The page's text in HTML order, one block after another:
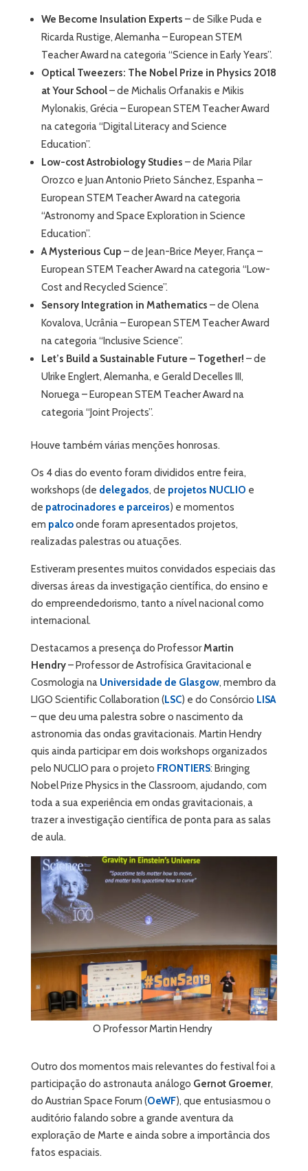
We Become Insulation Experts – de Silke Puda e
Ricarda Rustige, Alemanha – European STEM
Teacher Award na categoria “Science in Early Years”.
Optical Tweezers: The Nobel Prize in Physics 2018
at Your School– de Michalis Orfanakis e Mikis
Mylonakis, Grécia – European STEM Teacher Award
na categoria “Digital Literacy and Science
Education”.
Low-cost Astrobiology Studies – de Maria Pilar
Orozco e Juan Antonio Prieto Sánchez, Espanha –
European STEM Teacher Award na categoria
“Astronomy and Space Exploration in Science
Education”.
A Mysterious Cup – de Jean-Brice Meyer, França –
European STEM Teacher Award na categoria “Low-
Cost and Recycled Science”.
Sensory Integration in Mathematics – de Olena
Kovalova, Ucrânia – European STEM Teacher Award
na categoria “Inclusive Science”.
Let’s Build a Sustainable Future – Together! – de
Ulrike Englert, Alemanha, e Gerald Decelles III,
Noruega – European STEM Teacher Award na
categoria “Joint Projects”.
Houve também várias menções honrosas.
Os 4 dias do evento foram divididos entre feira,
workshops (de delegados, de projetos NUCLIO e
de patrocinadores e parceiros) e momentos
em palcoonde foram apresentados projetos,
realizadas palestras ou atuações.
Estiveram presentes muitos convidados especiais das
diversas áreas da investigação científica, do ensino e
do empreendedorismo, tanto a nível nacional como
internacional.
Destacamos a presença do ProfessorMartin
Hendry– Professor de Astrofísica Gravitacional e
Cosmologia na Universidade de Glasgow, membro da
LIGO Scientific Collaboration (LSC) e do Consórcio LISA
– que deu uma palestra sobre o nascimento da
astronomia das ondas gravitacionais. Martin Hendry
quis ainda participar em dois workshops organizados
pelo NUCLIO para o projeto FRONTIERS: Bringing
Nobel Prize Physics in the Classroom, ajudando, com
toda a sua experiência em ondas gravitacionais, a
trazer a investigação científica de ponta para as salas
de aula.
O Professor Martin Hendry
Outro dos momentos mais relevantes do festival foi a
participação do astronauta análogo Gernot Groemer,
do Austrian Space Forum (OeWF), que entusiasmou o
auditório falando sobre a grande aventura da
exploração de Marte e ainda sobre a importância dos
fatos espaciais.